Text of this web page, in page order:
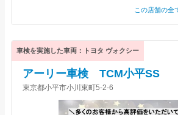
この店舗の全
車検を実施した車両：トヨタ ヴォクシー
アーリー車検 TCM小平SS
東京都小平市小川東町5-2-6